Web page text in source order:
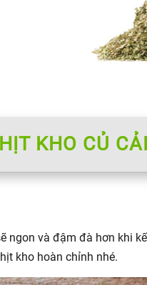
KHO CỦ
và đậm đà hơn khi
kho hoàn chỉnh nhé.